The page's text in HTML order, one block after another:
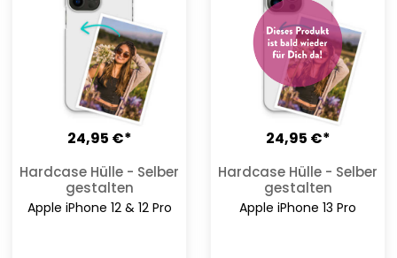
24,95 €*
Hardcase Hülle - Selber
gestalten
Apple iPhone 12 & 12 Pro
24,95 €*
Hardcase Hülle - Selber
gestalten
Apple iPhone 13 Pro